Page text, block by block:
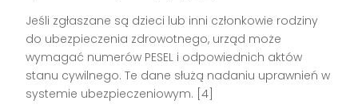
Jeśli zgłaszane są dzieci lub inni członkowie rodziny
do ubezpieczenia zdrowotnego, urząd może
wymagać numerów PESEL i odpowiednich aktów
stanu cywilnego. Te dane służą nadaniu uprawnień w
systemie ubezpieczeniowym. [4]